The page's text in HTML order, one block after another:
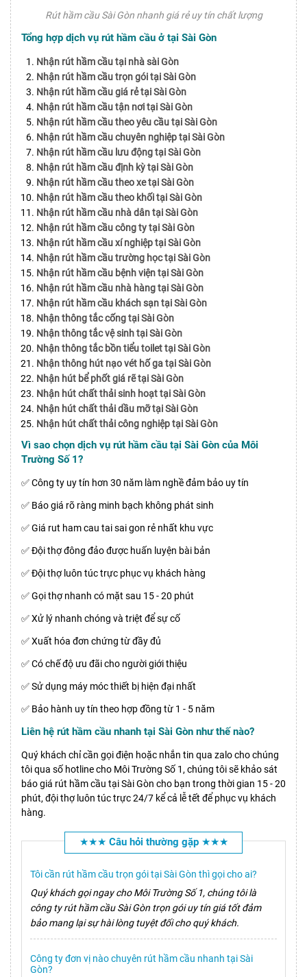
Rút hầm cầu Sài Gòn nhanh giá rẻ uy tín chất lượng
Tổng hợp dịch vụ rút hầm cầu ở tại Sài Gòn
Nhận rút hầm cầu tại nhà sài Gòn
Nhận rút hầm cầu trọn gói tại Sài Gòn
Nhận rút hầm cầu giá rẻ tại Sài Gòn
Nhận rút hầm cầu tận nơi tại Sài Gòn
Nhận rút hầm cầu theo yêu cầu tại Sài Gòn
Nhận rút hầm cầu chuyên nghiệp tại Sài Gòn
Nhận rút hầm cầu lưu động tại Sài Gòn
Nhận rút hầm cầu định kỳ tại Sài Gòn
Nhận rút hầm cầu theo xe tại Sài Gòn
Nhận rút hầm cầu theo khối tại Sài Gòn
Nhận rút hầm cầu nhà dân tại Sài Gòn
Nhận rút hầm cầu công ty tại Sài Gòn
Nhận rút hầm cầu xí nghiệp tại Sài Gòn
Nhận rút hầm cầu trường học tại Sài Gòn
Nhận rút hầm cầu bệnh viện tại Sài Gòn
Nhận rút hầm cầu nhà hàng tại Sài Gòn
Nhận rút hầm cầu khách sạn tại Sài Gòn
Nhận thông tắc cống tại Sài Gòn
Nhận thông tắc vệ sinh tại Sài Gòn
Nhận thông tắc bồn tiểu toilet tại Sài Gòn
Nhận thông hút nạo vét hố ga tại Sài Gòn
Nhận hút bể phốt giá rẽ tại Sài Gòn
Nhận hút chất thải sinh hoạt tại Sài Gòn
Nhận hút chất thải dầu mỡ tại Sài Gòn
Nhận hút chất thải công nghiệp tại Sài Gòn
Vì sao chọn dịch vụ rút hầm cầu tại Sài Gòn của Môi
Trường Số 1?
✅ Công ty uy tín hơn 30 năm làm nghề đảm bảo uy tín
✅ Báo giá rõ ràng minh bạch không phát sinh
✅ Giá rut ham cau tai sai gon rẻ nhất khu vực
✅ Đội thợ đông đảo được huấn luyện bài bản
✅ Đội thợ luôn túc trực phục vụ khách hàng
✅ Gọi thợ nhanh có mặt sau 15 - 20 phút
✅ Xử lý nhanh chóng và triệt để sự cố
✅ Xuất hóa đơn chứng từ đầy đủ
✅ Có chế độ ưu đãi cho người giới thiệu
✅ Sử dụng máy móc thiết bị hiện đại nhất
✅ Bảo hành uy tín theo hợp đồng từ 1 - 5 năm
Liên hệ rút hầm cầu nhanh tại Sài Gòn như thế nào?
Quý khách chỉ cần gọi điện hoặc nhắn tin qua zalo cho chúng
tôi qua số hotline cho Môi Trường Số 1, chúng tôi sẽ khảo sát
báo giá rút hầm cầu tại Sài Gòn cho bạn trong thời gian 15 - 20
phút, đội thợ luôn túc trực 24/7 kể cả lễ tết để phục vụ khách
hàng.
★★★ Câu hỏi thường gặp ★★★
Tôi cần rút hầm cầu trọn gói tại Sài Gòn thì gọi cho ai?
Quý khách gọi ngay cho Môi Trường Số 1, chúng tôi là
công ty rút hầm cầu Sài Gòn trọn gói uy tín giá tốt đảm
bảo mang lại sự hài lòng tuyệt đối cho quý khách.
Công ty đơn vị nào chuyên rút hầm cầu nhanh tại Sài
Gòn?